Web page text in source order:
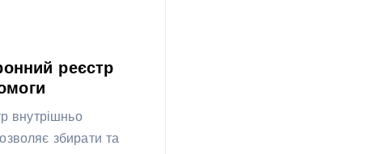
реєстр
внутрішньо
збирати та